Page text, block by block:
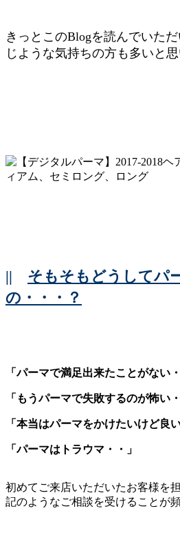
きっとこのBlogを読んでいた
じような気持ちの方も多いと思
|| そもそもどうしてパ
の・・・？
「パーマで満足出来たことがない・
「もうパーマで失敗するのが怖い・
「本当はパーマをかけたいけど良
「パーマはトラウマ・・」
初めてご来店いただいたお客様を
記のようなご相談を受けることが